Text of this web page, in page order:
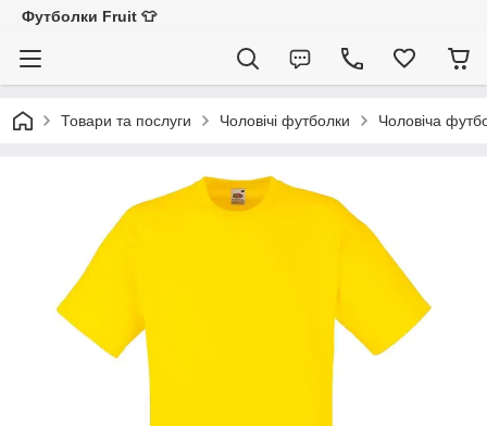
Футболки Fruit 👕
Товари та послуги Чоловічі футболки Чоловіча